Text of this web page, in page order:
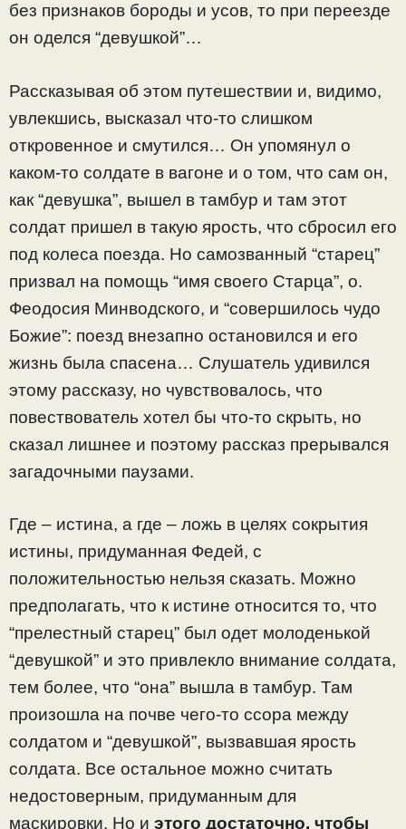
без признаков бороды и усов, то при переезде
он оделся “девушкой”…
Рассказывая об этом путешествии и, видимо,
увлекшись, высказал что-то слишком
откровенное и смутился… Он упомянул о
каком-то солдате в вагоне и о том, что сам он,
как “девушка”, вышел в тамбур и там этот
солдат пришел в такую ярость, что сбросил его
под колеса поезда. Но самозванный “старец”
призвал на помощь “имя своего Старца”, о.
Феодосия Минводского, и “совершилось чудо
Божие”: поезд внезапно остановился и его
жизнь была спасена… Слушатель удивился
этому рассказу, но чувствовалось, что
повествователь хотел бы что-то скрыть, но
сказал лишнее и поэтому рассказ прерывался
загадочными паузами.
Где – истина, а где – ложь в целях сокрытия
истины, придуманная Федей, с
положительностью нельзя сказать. Можно
предполагать, что к истине относится то, что
“прелестный старец” был одет молоденькой
“девушкой” и это привлекло внимание солдата,
тем более, что “она” вышла в тамбур. Там
произошла на почве чего-то ссора между
солдатом и “девушкой”, вызвавшая ярость
солдата. Все остальное можно считать
недостоверным, придуманным для
маскировки. Но и этого достаточно, чтобы